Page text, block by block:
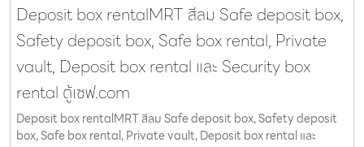
Deposit box rentalMRT สีลม Safe deposit box,
Safety deposit box, Safe box rental, Private
vault, Deposit box rental และ Security box
rental ตู้เซฟ.com
Deposit box rentalMRT สีลม Safe deposit box, Safety deposit
box, Safe box rental, Private vault, Deposit box rental และ